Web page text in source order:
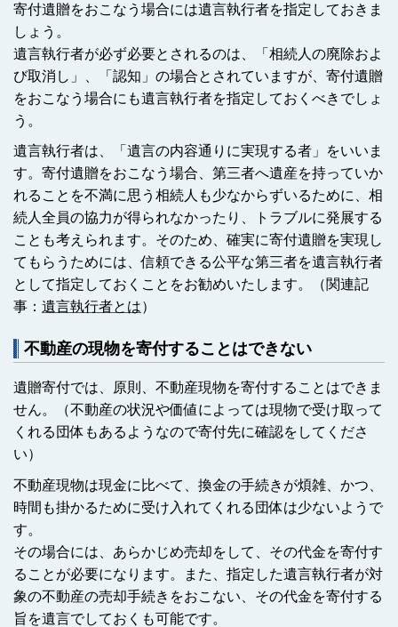
寄付遺贈をおこなう場合には遺言執行者を指定しておきま
しょう。
遺言執行者が必ず必要とされるのは、「相続人の廃除およ
び取消し」、「認知」の場合とされていますが、寄付遺贈
をおこなう場合にも遺言執行者を指定しておくべきでしょ
う。
遺言執行者は、「遺言の内容通りに実現する者」をいいま
す。寄付遺贈をおこなう場合、第三者へ遺産を持っていか
れることを不満に思う相続人も少なからずいるために、相
続人全員の協力が得られなかったり、トラブルに発展する
ことも考えられます。そのため、確実に寄付遺贈を実現し
てもらうためには、信頼できる公平な第三者を遺言執行者
として指定しておくことをお勧めいたします。
（関連記
事： 遺言執行者とは）
不動産の現物を寄付することはできない
遺贈寄付では、原則、不動産現物を寄付することはできま
せん。（不動産の状況や価値によっては現物で受け取って
くれる団体もあるようなので寄付先に確認をしてくださ
い）
不動産現物は現金に比べて、換金の手続きが煩雑、かつ、
時間も掛かるために受け入れてくれる団体は少ないようで
す。
その場合には、あらかじめ売却をして、その代金を寄付す
ることが必要になります。また、指定した遺言執行者が対
象の不動産の売却手続きをおこない、その代金を寄付する
旨を遺言でしておくも可能です。